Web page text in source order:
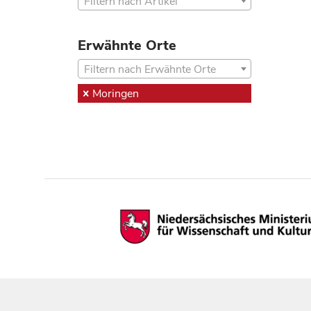
Erwähnte Orte
Filtern nach Erwähnte Orte
Moringen